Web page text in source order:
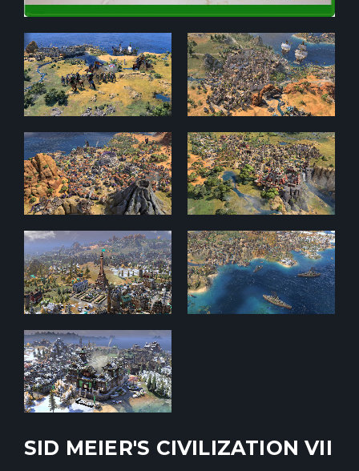
SID MEIER'S CIVILIZATION VII